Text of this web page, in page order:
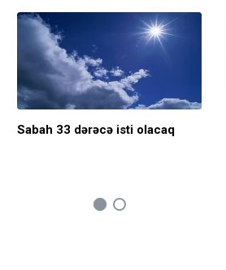
Sabah 33 dərəcə isti olacaq